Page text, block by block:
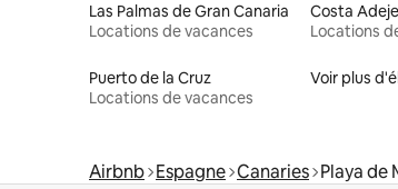
Las Palmas de Gran Canaria
Locations de vacances
Costa Adeje
Locations
Puerto de la Cruz
Locations de vacances
Voir plus
Airbnb Espagne Canaries Playa de